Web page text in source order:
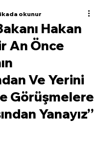
Hakan
An Önce
Ve Yerini
Görüşmelere
Yanayız’’
okunur